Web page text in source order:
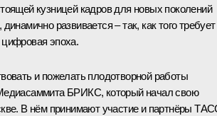
кузницей кадров для новых поколений
развивается – так, как того требует
эпоха.
и пожелать плодотворной работы
БРИКС, который начал свою
В нём принимают участие и партнёры